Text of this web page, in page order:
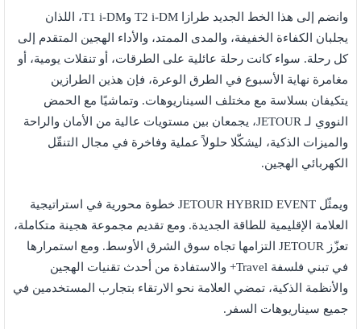
وانضم إلى هذا الخط الجديد طرازا T2 i-DM وT1 i-DM، اللذان
يجلبان الكفاءة الخفيفة، والمدى الممتد، والأداء الهجين المتقدم إلى
كل رحلة. سواء كانت رحلة عائلية على الطرقات، أو تنقلات يومية، أو
مغامرة نهاية الأسبوع في الطرق الوعرة، فإن هذين الطرازين
يتكيفان بسلاسة مع مختلف السيناريوهات. وتماشيًا مع الحمض
النووي لـ JETOUR، يجمعان بين مستويات عالية من الأمان والراحة
والميزات الذكية، ليشكّلا حلولاً عملية وفاخرة في مجال التنقّل
الكهربائي الهجين.
ويمثّل JETOUR HYBRID EVENT خطوة محورية في استراتيجية
العلامة الإقليمية للطاقة الجديدة. ومع تقديم مجموعة هجينة متكاملة،
تعزّز JETOUR التزامها تجاه سوق الشرق الأوسط. ومع استمرارها
في تبني فلسفة Travel+ والاستفادة من أحدث تقنيات الهجين
والأنظمة الذكية، تمضي العلامة نحو الارتقاء بتجارب المستخدمين في
جميع سيناريوهات السفر.